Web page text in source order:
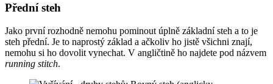
Přední steh
Jako první rozhodně nemohu pominout úplně základní steh a to je
steh přední. Je to naprostý základ a ačkoliv ho jistě všichni znají,
nemohu si ho dovolit vynechat. V angličtině ho najdete pod názvem
running stitch.